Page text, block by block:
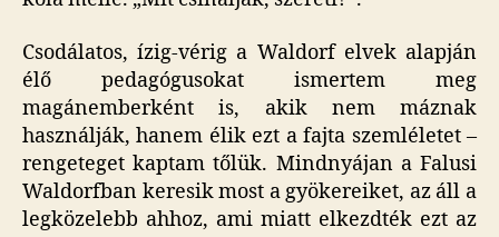
Csodálatos, ízig-vérig a Waldorf elvek alapján
élő pedagógusokat ismertem meg
magánemberként is, akik nem máznak
használják, hanem élik ezt a fajta szemléletet –
rengeteget kaptam tőlük. Mindnyájan a Falusi
Waldorfban keresik most a gyökereiket, az áll a
legközelebb ahhoz, ami miatt elkezdték ezt az